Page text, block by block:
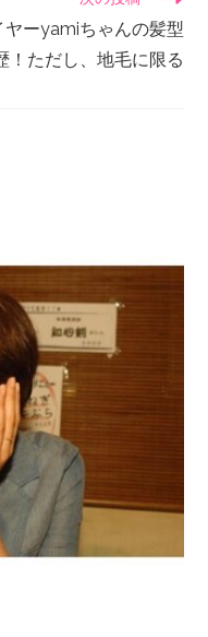
ーyamiちゃんの髪型
！ただし、地毛に限る